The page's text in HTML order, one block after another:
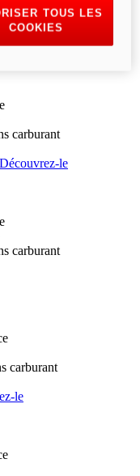
carburant
Découvrez-le
carburant
carburant
le
TOUS LES
COOKIES